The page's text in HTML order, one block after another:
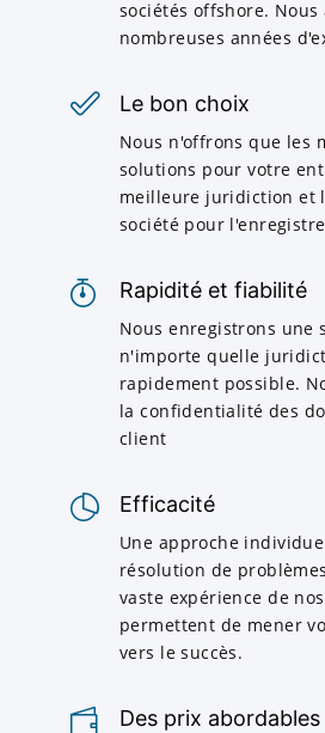
sociétés offshore. Nous
nombreuses années
Le bon choix
Nous n'offrons que les
solutions pour votre
meilleure juridiction et
société pour
Rapidité et fiabilité
Nous enregistrons une
n'importe quelle
rapidement possible.
la confidentialité des
client
Efficacité
Une approche
résolution de
vaste expérience de
permettent de mener
vers le succès.
Des prix abordables